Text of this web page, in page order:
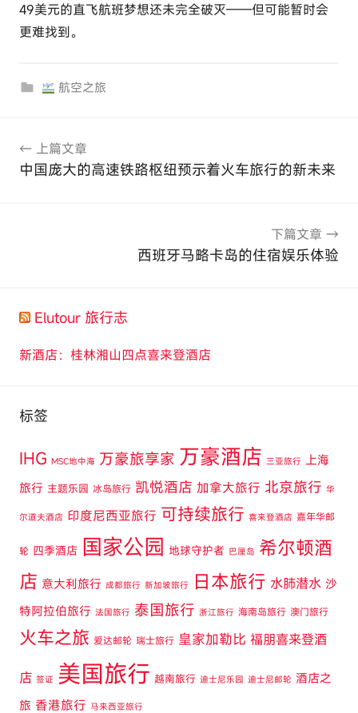
49美元的直飞航班梦想还未完全破灭——但可能暂时会
更难找到。
航空之旅
上篇文章
中国庞大的高速铁路枢纽预示着火车旅行的新未来
下篇文章
西班牙马略卡岛的住宿娱乐体验
Elutour 旅行志
新酒店：桂林湘山四点喜来登酒店
标签
IHG MSC地中海 万豪旅享家 万豪酒店 三亚旅行
上海
旅行 主题乐园 冰岛旅行 凯悦酒店 加拿大旅行 北京旅行 华
尔道夫酒店 印度尼西亚旅行 可持续旅行 喜来登酒店 嘉年华邮
轮 四季酒店 国家公园 地球守护者 巴厘岛 希尔顿酒
店 意大利旅行 成都旅行 新加坡旅行 日本旅行 水肺潜水 沙
特阿拉伯旅行 法国旅行 泰国旅行 浙江旅行 海南岛旅行 澳门旅行
火车之旅 爱达邮轮 瑞士旅行 皇家加勒比 福朋喜来登酒
店 签证 美国旅行 越南旅行 迪士尼乐园 迪士尼邮轮 酒店之
旅 香港旅行 马来西亚旅行